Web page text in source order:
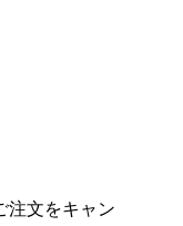
注文をキャン